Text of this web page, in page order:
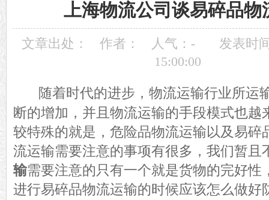
上海物流公司谈易碎品物
文章出处： 作者： 人气： -
发表时
15:00:00
随着时代的进步，物流运输行业所运
断的增加，并且物流运输的手段模式也越
较特殊的就是，危险品物流运输以及易碎
流运输需要注意的事项有很多，我们暂且
输需要注意的只有一个就是货物的完好性
进行易碎品物流运输的时候应该怎么做好